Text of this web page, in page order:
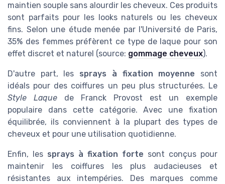
maintien souple sans alourdir les cheveux. Ces produits
sont parfaits pour les looks naturels ou les cheveux
fins. Selon une étude menée par l'Université de Paris,
35% des femmes préfèrent ce type de laque pour son
effet discret et naturel (source: gommage cheveux).
D'autre part, les sprays à fixation moyenne sont
idéals pour des coiffures un peu plus structurées. Le
Style Laque de Franck Provost est un exemple
populaire dans cette catégorie. Avec une fixation
équilibrée, ils conviennent à la plupart des types de
cheveux et pour une utilisation quotidienne.
Enfin, les sprays à fixation forte sont conçus pour
maintenir les coiffures les plus audacieuses et
résistantes aux intempéries. Des marques comme